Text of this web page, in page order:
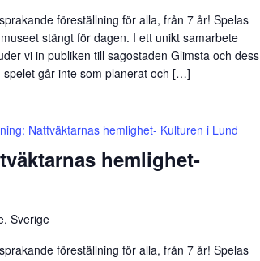
föreställning för alla, från 7 år! Spelas
stängt för dagen. I ett unikt samarbete
vi in publiken till sagostaden Glimsta och dess
går inte som planerat och […]
hemlighet-
Nattväktarnas hemlighet- Kulturen i Lund
Sverige
föreställning för alla, från 7 år! Spelas